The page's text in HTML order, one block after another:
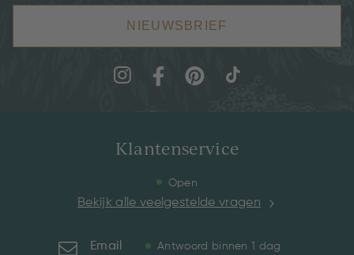
NIEUWSBRIEF
Klantenservice
Open
Bekijk alle veelgestelde vragen
Email Antwoord binnen 1 dag